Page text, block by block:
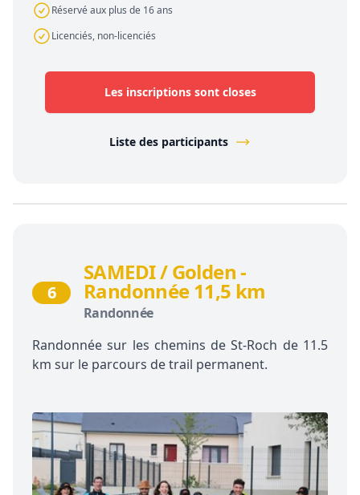
Réservé aux plus de 16 ans
Licenciés, non-licenciés
Les inscriptions sont closes
Liste des participants
6
SAMEDI / Golden -
Randonnée 11,5 km
Randonnée
Randonnée sur les chemins de St-Roch de 11.5
km sur le parcours de trail permanent.